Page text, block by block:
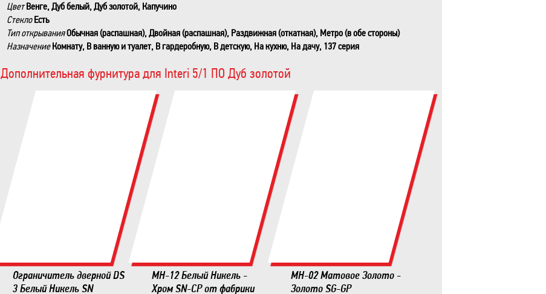
Цвет Венге, Дуб белый, Дуб золотой, Капучино
Стекло Есть
Тип открыванияОбычная (распашная), Двойная (распашная), Раздвижная (откатная), Метро (в обе стороны)
Назначение Комнату, В ванную и туалет, В гардеробную, В детскую, На кухню, На дачу, 137 серия
Дополнительная фурнитура для Interi 5/1 ПО Дуб золотой
Ограничитель дверной DS
3 Белый Никель SN
MH-12 Белый Никель -
Хром SN-CP от фабрики
MH-02 Матовое Золото -
Золото SG-GP